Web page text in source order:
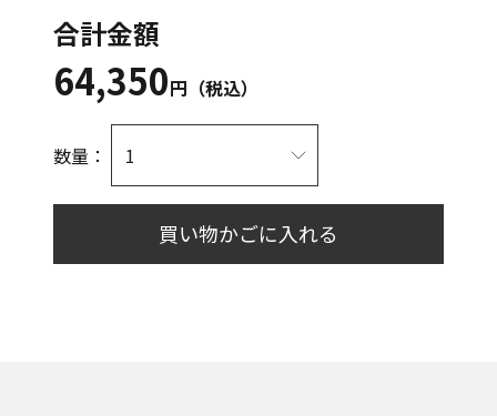
合計金額
64,350円（税込）
数量：
買い物かごに入れる